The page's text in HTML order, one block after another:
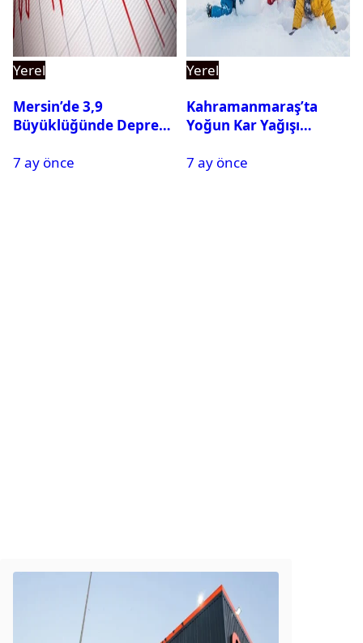
Yerel
Mersin’de 3,9
Büyüklüğünde Deprem
7 ay önce
Yerel
Kahramanmaraş’ta
Yoğun Kar Yağışı
Tatil
7 ay önce